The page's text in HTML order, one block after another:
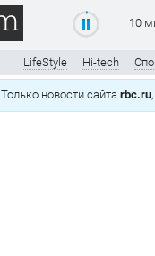
10
LifeStyle Hi-tech
Только новости сайта rbc.ru